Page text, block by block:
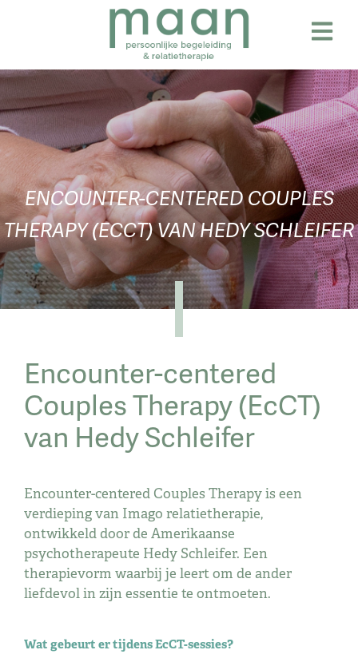
ENCOUNTER-CENTERED COUPLES
THERAPY (ECCT) VAN HEDY SCHLEIFER
Encounter-centered
Couples Therapy (EcCT)
van Hedy Schleifer
Encounter-centered Couples Therapy is een
verdieping van Imago relatietherapie,
ontwikkeld door de Amerikaanse
psychotherapeute Hedy Schleifer. Een
therapievorm waarbij je leert om de ander
liefdevol in zijn essentie te ontmoeten.
Wat gebeurt er tijdens EcCT-sessies?